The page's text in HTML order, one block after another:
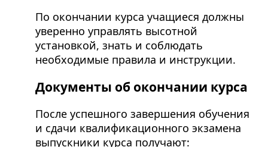
По окончании курса учащиеся должны
уверенно управлять высотной
установкой, знать и соблюдать
необходимые правила и инструкции.
Документы об окончании курса
После успешного завершения обучения
и сдачи квалификационного экзамена
выпускники курса получают: